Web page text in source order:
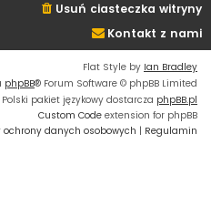
Usuń ciasteczka witryny
Kontakt z nami
Flat Style by Ian Bradley
phpBB® Forum Software © phpBB Limited
Polski pakiet językowy dostarcza phpBB.pl
Custom Code extension for phpBB
ochrony danych osobowych | Regulamin